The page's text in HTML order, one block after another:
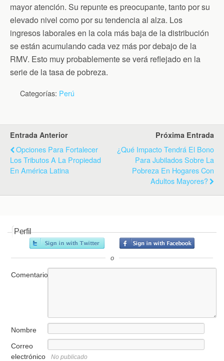
mayor atención. Su repunte es preocupante, tanto por su
elevado nivel como por su tendencia al alza. Los
ingresos laborales en la cola más baja de la distribución
se están acumulando cada vez más por debajo de la
RMV. Esto muy probablemente se verá reflejado en la
serie de la tasa de pobreza.
Categorías: Perú
Entrada Anterior
Opciones Para Fortalecer
Los Tributos A La Propiedad
En América Latina
Próxima Entrada
¿Qué Impacto Tendrá El Bono
Para Jubilados Sobre La
Pobreza En Hogares Con
Adultos Mayores?
Perfil
o
Comentario
Nombre
Correo
electrónico
No publicado